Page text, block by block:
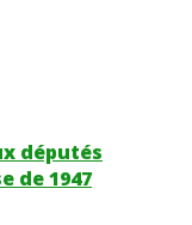
députés
de 1947